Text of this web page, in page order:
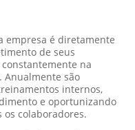
empresa é diretamente
de seus
na
Anualmente são
internos,
e oportunizando
colaboradores.